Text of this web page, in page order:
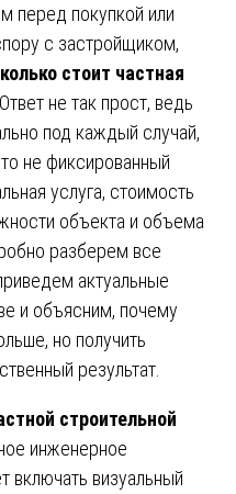
перед покупкой или
с застройщиком,
стоит частная
не так прост, ведь
под каждый случай,
не фиксированный
услуга, стоимость
объекта и объема
разберем все
актуальные
и объясним, почему
но получить
результат.
строительной
инженерное
включать визуальный